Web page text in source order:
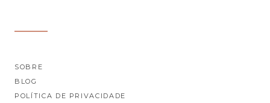
SOBRE
BLOG
POLÍTICA DE PRIVACIDADE